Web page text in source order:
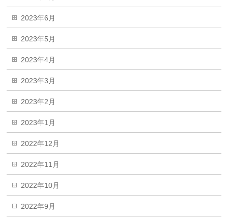
2023年6月
2023年5月
2023年4月
2023年3月
2023年2月
2023年1月
2022年12月
2022年11月
2022年10月
2022年9月